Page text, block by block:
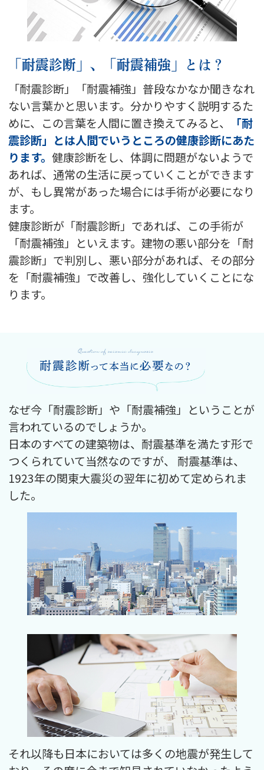
「耐震診断」、「耐震補強」とは？
「耐震診断」「耐震補強」普段なかなか聞きなれ
ない言葉かと思います。分かりやすく説明するた
めに、この言葉を人間に置き換えてみると、
「耐
震診断」とは人間でいうところの健康診断にあた
ります。健康診断をし、体調に問題がないようで
あれば、通常の生活に戻っていくことができます
が、もし異常があった場合には手術が必要になり
ます。
健康診断が「耐震診断」であれば、この手術が
「耐震補強」といえます。建物の悪い部分を「耐
震診断」で判別し、悪い部分があれば、その部分
を「耐震補強」で改善し、強化していくことにな
ります。
なぜ今「耐震診断」や「耐震補強」ということが
言われているのでしょうか。
日本のすべての建築物は、耐震基準を満たす形で
つくられていて当然なのですが、
耐震基準は、
1923年の関東大震災の翌年に初めて定められま
した。
それ以降も日本においては多くの地震が発生して